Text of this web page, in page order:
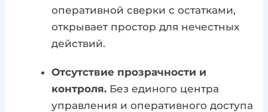
оперативной сверки с остатками,
открывает простор для нечестных
действий.
Отсутствие прозрачности и
контроля. Без единого центра
управления и оперативного доступа